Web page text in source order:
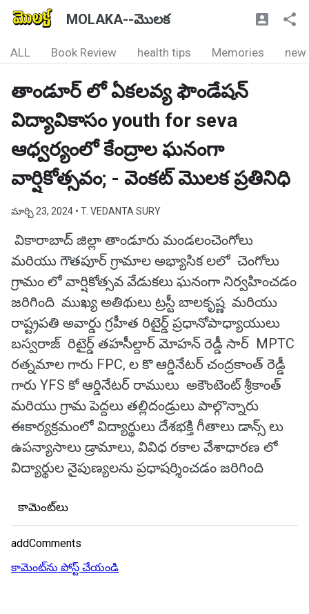
MOLAKA--మొలక
ALL Book Review health tips Memories new
తాండూర్ లో ఏకలవ్య ఫౌండేషన్
విద్యావికాసం youth for seva
ఆధ్వర్యంలో కేంద్రాల ఘనంగా
వార్షికోత్సవం; - వెంకట్ మొలక ప్రతినిధి
మార్చి 23, 2024 • T. VEDANTA SURY
వికారాబాద్ జిల్లా తాండూరు మండలంచెంగోలు
మరియు గౌతపూర్ గ్రామాల అభ్యాసిక లలో చెంగోలు
గ్రామం లో వార్షికోత్సవ వేడుకలు ఘనంగా నిర్వహించడం
జరిగింది ముఖ్య అతిథులు ట్రస్టీ బాలకృష్ణ మరియు
రాష్ట్రపతి అవార్డు గ్రహీత రిటైర్డ్ ప్రధానోపాధ్యాయులు
బస్వరాజ్ రిటైర్డ్ తహసీల్దార్ మోహన్ రెడ్డీ సార్ MPTC
రత్నమాల గారు FPC, ల కొ ఆర్డినేటర్ చంద్రకాంత్ రెడ్డీ
గారు YFS కో ఆర్డినేటర్ రాములు అకౌంటెంట్ శ్రీకాంత్
మరియు గ్రామ పెద్దలు తల్లిదండ్రులు పాల్గొన్నారు
ఈకార్యక్రమంలో విద్యార్థులు దేశభక్తి గీతాలు డాన్స్ లు
ఉపన్యాసాలు డ్రామాలు, వివిధ రకాల వేశాధారణ లో
విద్యార్థుల నైపుణ్యలను ప్రధాషర్శించడం జరిగింది
కామెంట్‌లు
addComments
కామెంట్‌ను పోస్ట్ చేయండి